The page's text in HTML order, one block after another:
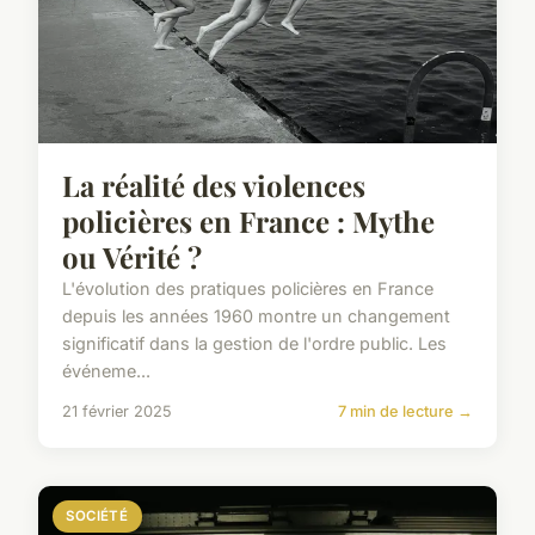
La réalité des violences
policières en France : Mythe
ou Vérité ?
L'évolution des pratiques policières en France
depuis les années 1960 montre un changement
significatif dans la gestion de l'ordre public. Les
événeme...
21 février 2025 7 min de lecture →
SOCIÉTÉ